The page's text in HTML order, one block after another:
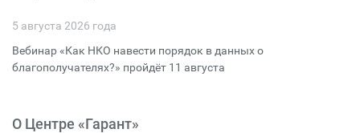
5 августа 2026 года
Вебинар «Как НКО навести порядок в данных о
благополучателях?» пройдёт 11 августа
О Центре «Гарант»